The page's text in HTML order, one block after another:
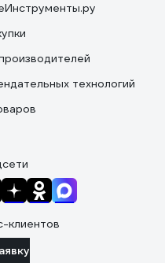
технологий
клиентов